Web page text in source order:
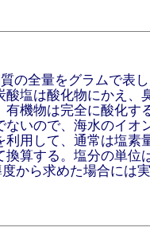
の全量をグラムで表
塩は酸化物にかえ、
有機物は完全に酸化す
ないので、海水のイオ
利用して、通常は塩素
換算する。塩分の単位
から求めた場合には